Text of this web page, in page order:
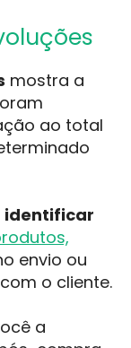
mostra a
ao total
identificar
envio ou
o cliente.
a